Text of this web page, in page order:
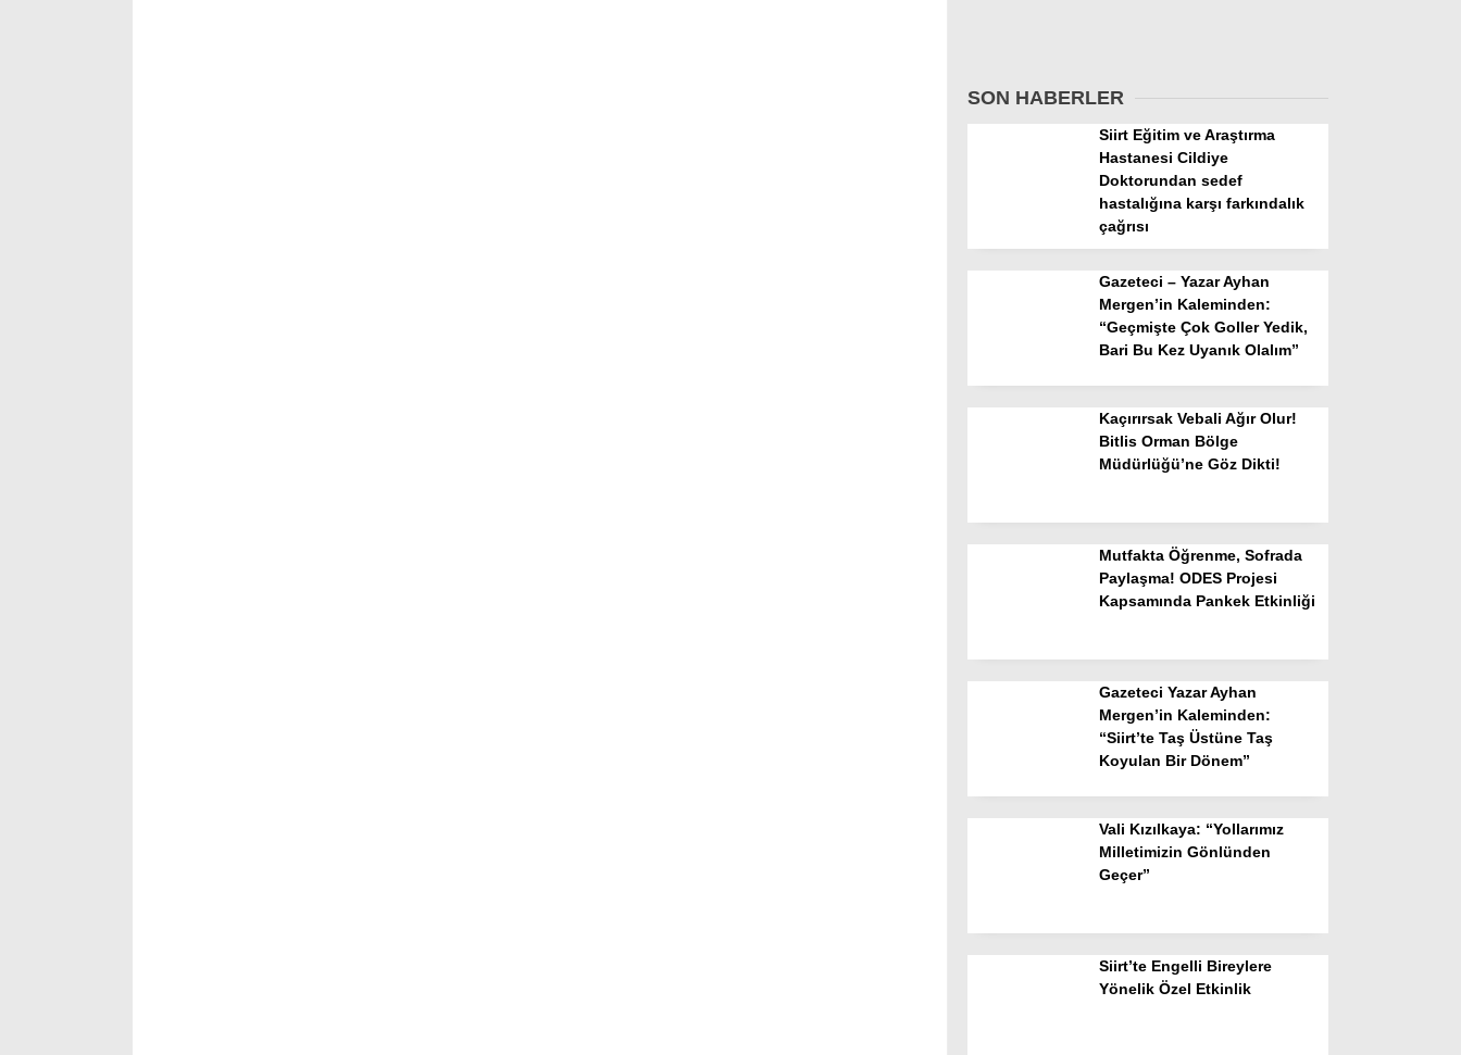
SON HABERLER
Siirt Eğitim ve Araştırma
Hastanesi Cildiye
Doktorundan sedef
hastalığına karşı farkındalık
çağrısı
Gazeteci – Yazar Ayhan
Mergen’in Kaleminden:
“Geçmişte Çok Goller Yedik,
Bari Bu Kez Uyanık Olalım”
Kaçırırsak Vebali Ağır Olur!
Bitlis Orman Bölge
Müdürlüğü’ne Göz Dikti!
Mutfakta Öğrenme, Sofrada
Paylaşma! ODES Projesi
Kapsamında Pankek Etkinliği
Gazeteci Yazar Ayhan
Mergen’in Kaleminden:
“Siirt’te Taş Üstüne Taş
Koyulan Bir Dönem”
Vali Kızılkaya: “Yollarımız
Milletimizin Gönlünden
Geçer”
Siirt’te Engelli Bireylere
Yönelik Özel Etkinlik